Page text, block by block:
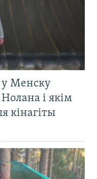
у Менску
і якім
кінагіты